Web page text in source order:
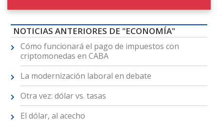
NOTICIAS ANTERIORES DE "ECONOMÍA"
Cómo funcionará el pago de impuestos con
criptomonedas en CABA
La modernización laboral en debate
Otra vez: dólar vs. tasas
El dólar, al acecho